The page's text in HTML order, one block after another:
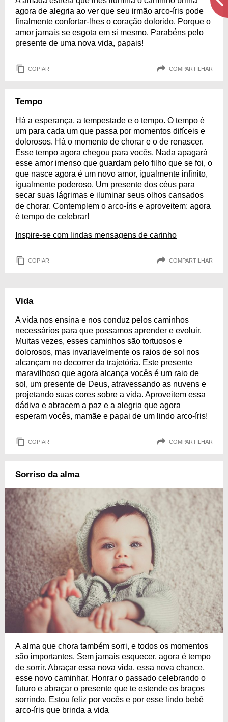
agora de alegria ao ver que seu irmão arco-íris pode
finalmente confortar-lhes o coração dolorido. Porque o
amor jamais se esgota em si mesmo. Parabéns pelo
presente de uma nova vida, papais!
COPIAR COMPARTILHAR
Tempo
Há a esperança, a tempestade e o tempo. O tempo é
um para cada um que passa por momentos difíceis e
dolorosos. Há o momento de chorar e o de renascer.
Esse tempo agora chegou para vocês. Nada apagará
esse amor imenso que guardam pelo filho que se foi, o
que nasce agora é um novo amor, igualmente infinito,
igualmente poderoso. Um presente dos céus para
secar suas lágrimas e iluminar seus olhos cansados
de chorar. Contemplem o arco-íris e aproveitem: agora
é tempo de celebrar!
Inspire-se com lindas mensagens de carinho
COPIAR COMPARTILHAR
Vida
A vida nos ensina e nos conduz pelos caminhos
necessários para que possamos aprender e evoluir.
Muitas vezes, esses caminhos são tortuosos e
dolorosos, mas invariavelmente os raios de sol nos
alcançam no decorrer da trajetória. Este presente
maravilhoso que agora alcança vocês é um raio de
sol, um presente de Deus, atravessando as nuvens e
projetando suas cores sobre a vida. Aproveitem essa
dádiva e abracem a paz e a alegria que agora
esperam vocês, mamãe e papai de um lindo arco-íris!
COPIAR COMPARTILHAR
Sorriso da alma
A alma que chora também sorri, e todos os momentos
são importantes. Sem jamais esquecer, agora é tempo
de sorrir. Abraçar essa nova vida, essa nova chance,
esse novo caminhar. Honrar o passado celebrando o
futuro e abraçar o presente que te estende os braços
sorrindo. Estou feliz por vocês e por esse lindo bebê
arco-íris que brinda a vida